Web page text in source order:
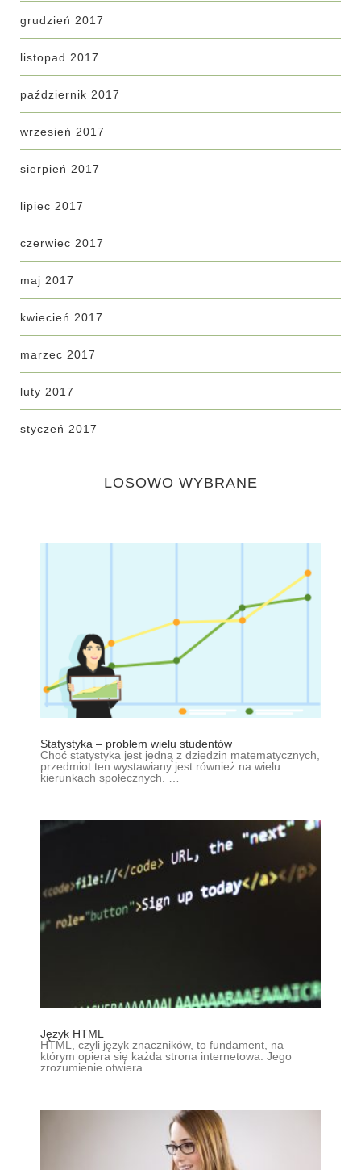
grudzień 2017
listopad 2017
październik 2017
wrzesień 2017
sierpień 2017
lipiec 2017
czerwiec 2017
maj 2017
kwiecień 2017
marzec 2017
luty 2017
styczeń 2017
LOSOWO WYBRANE
Statystyka – problem wielu studentów
Choć statystyka jest jedną z dziedzin matematycznych,
przedmiot ten wystawiany jest również na wielu
kierunkach społecznych. …
Język HTML
HTML, czyli język znaczników, to fundament, na
którym opiera się każda strona internetowa. Jego
zrozumienie otwiera …